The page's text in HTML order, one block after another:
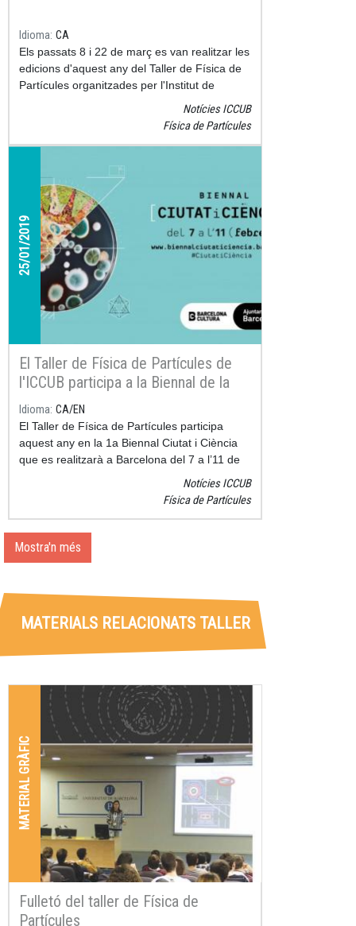
Idioma CA
Els passats 8 i 22 de març es van realitzar les
edicions d'aquest any del Taller de Física de
Partícules organitzades per l'Institut de
Ciències del Cosmos de la Universitat de
Barcelona, on van assistir 186 estudiants de
en el fascinant camp de la física de
partícules.
Notícies ICCUB
Física de Partícules
25/01/2019
El Taller de Física de Partícules de
l'ICCUB participa a la Biennal de la
Ciència
Idioma CA EN
El Taller de Física de Partícules participa
aquest any en la 1a Biennal Ciutat i Ciència
que es realitzarà a Barcelona del 7 a l’11 de
febrer. La Biennal organitza durant cinc dies
70 activitats de divulgació gratuïtes repartides
científic que es genera a Barcelona i
Notícies ICCUB
Física de Partícules
Mostra'n més
MATERIALS RELACIONATS TALLER
MATERIAL GRÀFIC
Fulletó del taller de Física de
Partícules